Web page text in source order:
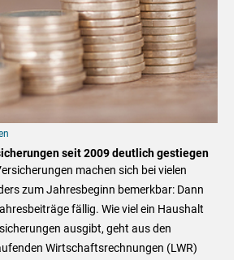
seit 2009 deutlich gestiegen
machen sich bei vielen
zum Jahresbeginn bemerkbar: Dann
fällig. Wie viel ein Haushalt
ausgibt, geht aus den
Wirtschaftsrechnungen (LWR)